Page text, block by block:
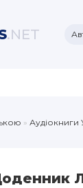
.NET
» Аудіокниги